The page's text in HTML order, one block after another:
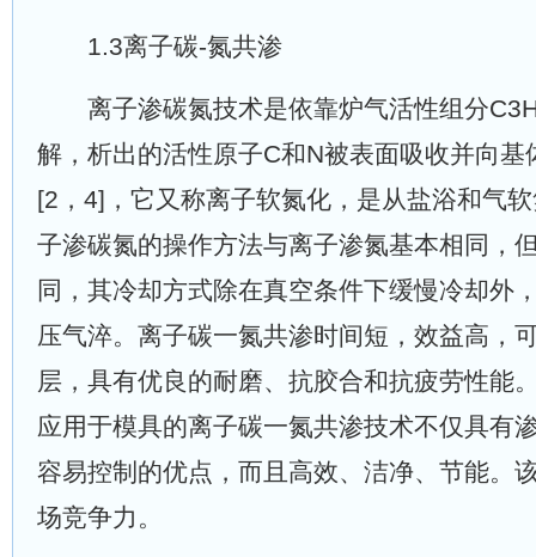
1.3离子碳-氮共渗
离子渗碳氮技术是依靠炉气活性组分
解，析出的活性原子C和N被表面吸收并向基
[2，4]，它又称离子软氮化，是从盐浴和气
子渗碳氮的操作方法与离子渗氮基本相同，
同，其冷却方式除在真空条件下缓慢冷却外
压气淬。离子碳一氮共渗时间短，效益高，
层，具有优良的耐磨、抗胶合和抗疲劳性能
应用于模具的离子碳一氮共渗技术不仅具有
容易控制的优点，而且高效、洁净、节能。
场竞争力。